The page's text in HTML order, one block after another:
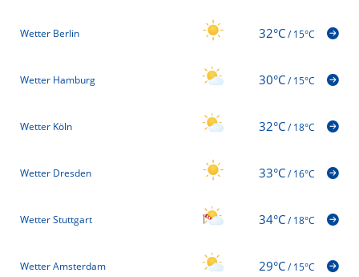
Wetter Berlin 32°C/15°C
Wetter Hamburg 30°C/15°C
Wetter Köln 32°C/18°C
Wetter Dresden 33°C/16°C
Wetter Stuttgart 34°C/18°C
Wetter Amsterdam 29°C/15°C